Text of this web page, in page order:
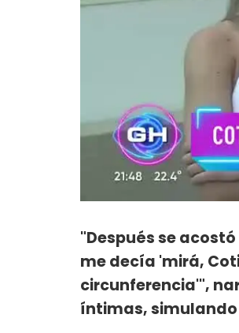
"Después se
me decía 'mirá,
circunferencia'",
íntimas, simulando